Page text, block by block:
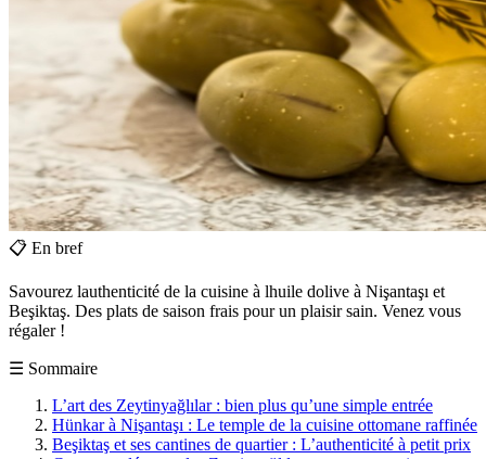
📋 En bref
Savourez lauthenticité de la cuisine à lhuile dolive à Nişantaşı et
Beşiktaş. Des plats de saison frais pour un plaisir sain. Venez vous
régaler !
☰ Sommaire
L’art des Zeytinyağlılar : bien plus qu’une simple entrée
Hünkar à Nişantaşı : Le temple de la cuisine ottomane raffinée
Beşiktaş et ses cantines de quartier : L’authenticité à petit prix